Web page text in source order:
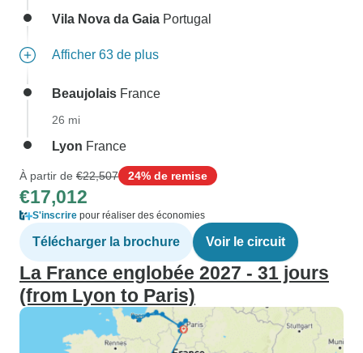
Vila Nova da Gaia Portugal
Afficher 63 de plus
Beaujolais France
26 mi
Lyon France
À partir de €22,507 24% de remise
€17,012
S'inscrire pour réaliser des économies
Télécharger la brochure Voir le circuit
La France englobée 2027 - 31 jours
(from Lyon to Paris)